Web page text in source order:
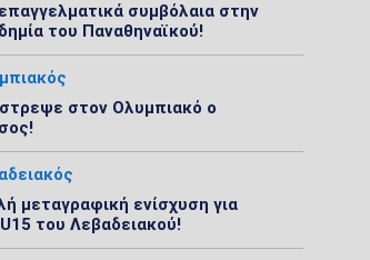
συμβόλαια στην
του Παναθηναϊκού!
στον Ολυμπιακό ο
μεταγραφική ενίσχυση για
του Λεβαδειακού!